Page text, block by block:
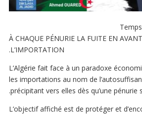
À CHAQUE PÉNURIE LA FUITE EN
L’IMPORTATION.
L’Algérie fait face à un paradoxe
les importations au nom de
précipitant vers elles dès qu’une pénurie
L’objectif affiché est de protéger et